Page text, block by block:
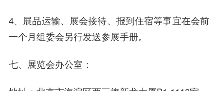
4、展品运输、展会接待、报到住宿等事宜在会前
一个月组委会另行发送参展手册。
七、展览会办公室：